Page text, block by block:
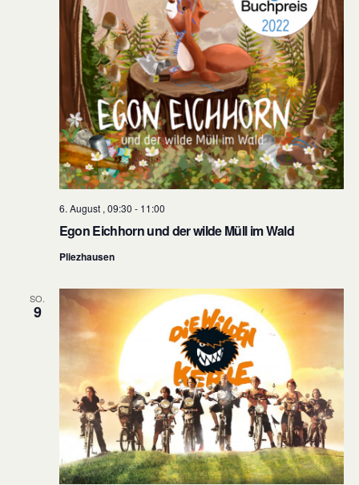
Egon Eichhorn und der wilde Müll im Wald
6. August , 09:30 - 11:00
Pliezhausen
SO.
9